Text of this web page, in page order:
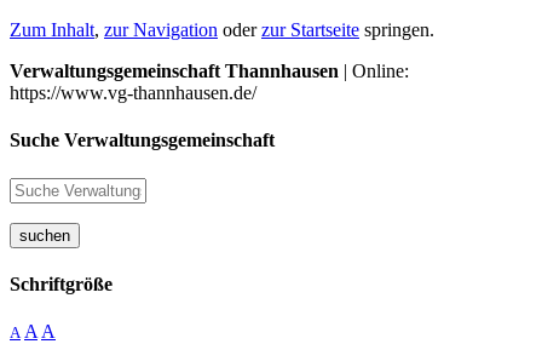
Zum Inhalt, zur Navigation oderzur Startseite springen.
Verwaltungsgemeinschaft Thannhausen | Online:
https://www.vg-thannhausen.de/
Suche Verwaltungsgemeinschaft
suchen
Schriftgröße
A A A